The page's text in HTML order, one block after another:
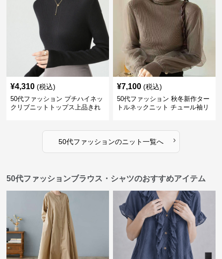
¥4,310 (税込)
50代ファッション プチハイネッ
クリブニットトップス上品きれ
¥7,100 (税込)
50代ファッション 秋冬新作ター
トルネックニット チュール袖リ
50代ファッションのニット一覧へ ›
50代ファッションブラウス・シャツのおすすめアイテム